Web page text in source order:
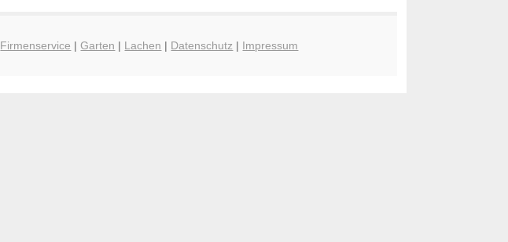
Firmenservice |Garten | Lachen | Datenschutz | Impressum